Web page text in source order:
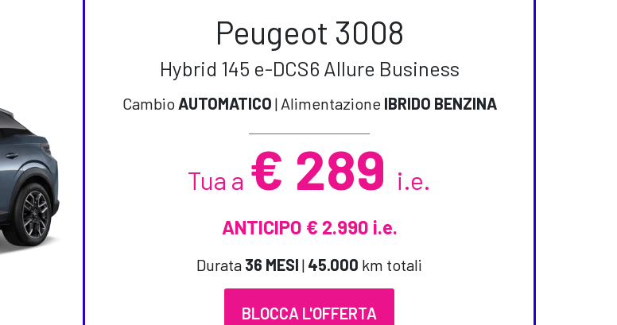
Peugeot 3008
Hybrid 145 e-DCS6 Allure Business
Cambio AUTOMATICO | Alimentazione IBRIDO BENZINA
Tua a € 289 i.e.
ANTICIPO € 2.990 i.e.
Durata 36 MESI | 45.000 km totali
BLOCCA L'OFFERTA